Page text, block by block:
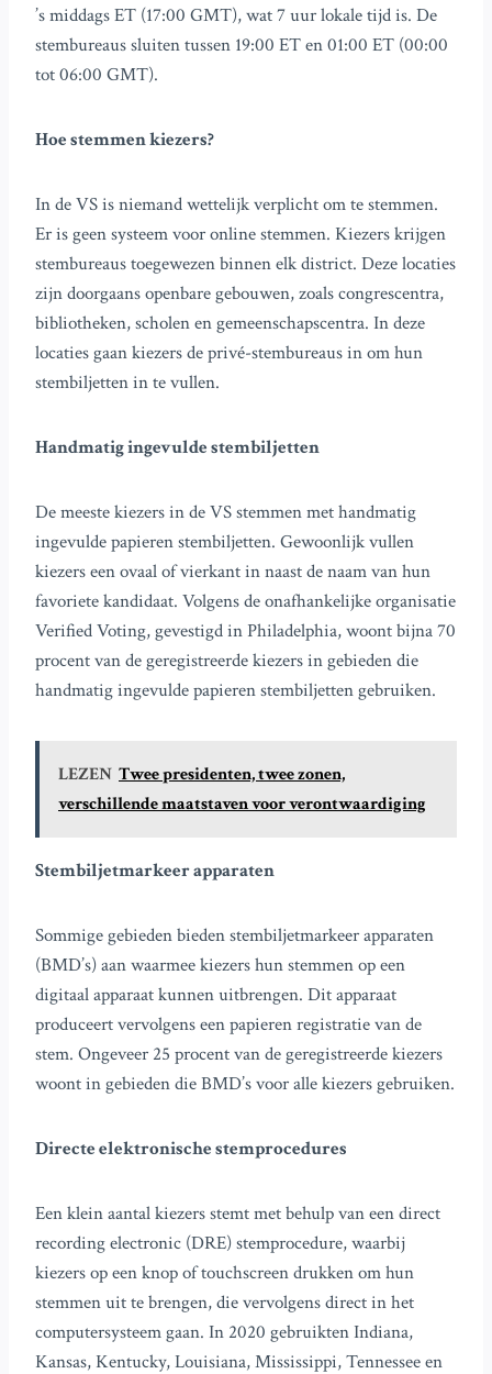
’s middags ET (17:00 GMT), wat 7 uur lokale tijd is. De
stembureaus sluiten tussen 19:00 ET en 01:00 ET (00:00
tot 06:00 GMT).
Hoe stemmen kiezers?
In de VS is niemand wettelijk verplicht om te stemmen.
Er is geen systeem voor online stemmen. Kiezers krijgen
stembureaus toegewezen binnen elk district. Deze locaties
zijn doorgaans openbare gebouwen, zoals congrescentra,
bibliotheken, scholen en gemeenschapscentra. In deze
locaties gaan kiezers de privé-stembureaus in om hun
stembiljetten in te vullen.
Handmatig ingevulde stembiljetten
De meeste kiezers in de VS stemmen met handmatig
ingevulde papieren stembiljetten. Gewoonlijk vullen
kiezers een ovaal of vierkant in naast de naam van hun
favoriete kandidaat. Volgens de onafhankelijke organisatie
Verified Voting, gevestigd in Philadelphia, woont bijna 70
procent van de geregistreerde kiezers in gebieden die
handmatig ingevulde papieren stembiljetten gebruiken.
LEZEN Twee presidenten, twee zonen,
verschillende maatstaven voor verontwaardiging
Stembiljetmarkeer apparaten
Sommige gebieden bieden stembiljetmarkeer apparaten
(BMD’s) aan waarmee kiezers hun stemmen op een
digitaal apparaat kunnen uitbrengen. Dit apparaat
produceert vervolgens een papieren registratie van de
stem. Ongeveer 25 procent van de geregistreerde kiezers
woont in gebieden die BMD’s voor alle kiezers gebruiken.
Directe elektronische stemprocedures
Een klein aantal kiezers stemt met behulp van een direct
recording electronic (DRE) stemprocedure, waarbij
kiezers op een knop of touchscreen drukken om hun
stemmen uit te brengen, die vervolgens direct in het
computersysteem gaan. In 2020 gebruikten Indiana,
Kansas, Kentucky, Louisiana, Mississippi, Tennessee en